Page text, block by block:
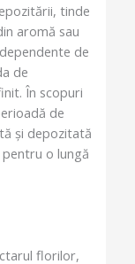
tinde
aromă sau
de
de
În scopuri
de
și depozitată
o lungă
florilor,